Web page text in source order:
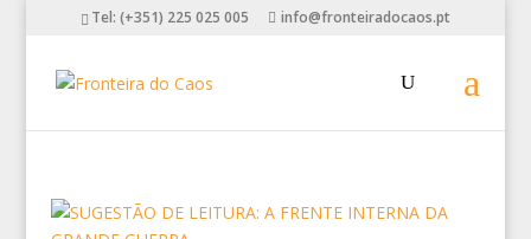
Tel: (+351) 225 025 005 info@fronteiradocaos.pt